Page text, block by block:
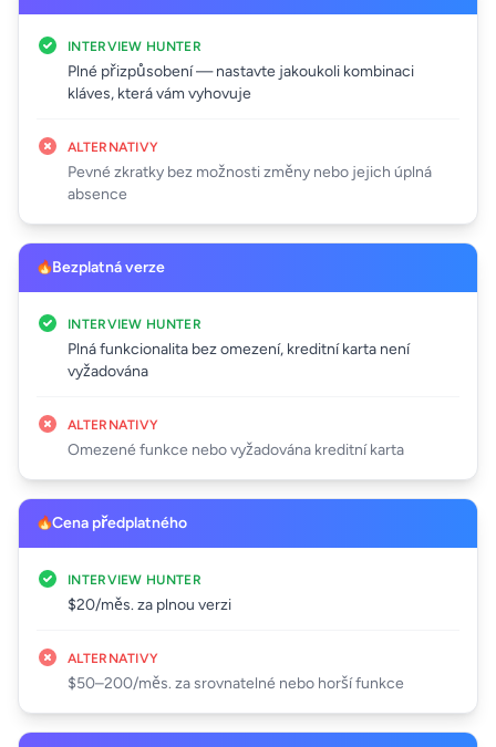
INTERVIEW HUNTER
Plné přizpůsobení — nastavte jakoukoli kombinaci
kláves, která vám vyhovuje
ALTERNATIVY
Pevné zkratky bez možnosti změny nebo jejich úplná
absence
Bezplatná verze
INTERVIEW HUNTER
Plná funkcionalita bez omezení, kreditní karta není
vyžadována
ALTERNATIVY
Omezené funkce nebo vyžadována kreditní karta
Cena předplatného
INTERVIEW HUNTER
$20/měs. za plnou verzi
ALTERNATIVY
$50–200/měs. za srovnatelné nebo horší funkce